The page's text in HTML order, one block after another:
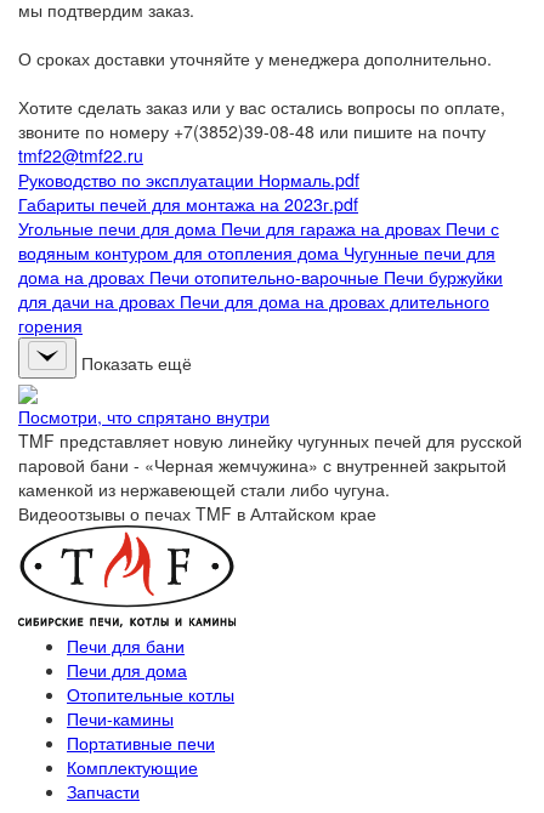
мы подтвердим заказ.
О сроках доставки уточняйте у менеджера дополнительно.
Хотите сделать заказ или у вас остались вопросы по оплате,
звоните по номеру +7(3852)39-08-48 или пишите на почту
tmf22@tmf22.ru
Руководство по эксплуатации Нормаль.pdf
Габариты печей для монтажа на 2023г.pdf
Угольные печи для дома Печи для гаража на дровах Печи с
водяным контуром для отопления дома Чугунные печи для
дома на дровах Печи отопительно-варочные Печи буржуйки
для дачи на дровах Печи для дома на дровах длительного
горения
Показать ещё
Посмотри, что спрятано внутри
TMF представляет новую линейку чугунных печей для русской
паровой бани - «Черная жемчужина» с внутренней закрытой
каменкой из нержавеющей стали либо чугуна.
Видеоотзывы о печах TMF в Алтайском крае
Печи для бани
Печи для дома
Отопительные котлы
Печи-камины
Портативные печи
Комплектующие
Запчасти